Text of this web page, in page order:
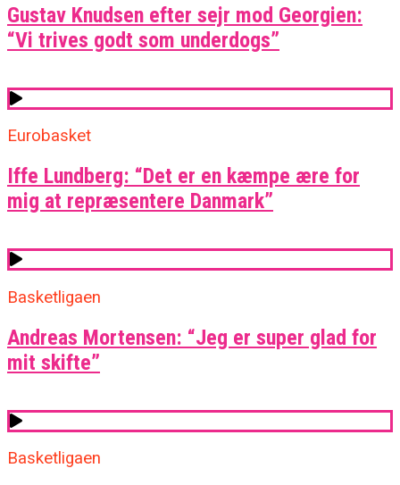
Gustav Knudsen efter sejr mod Georgien:
“Vi trives godt som underdogs”
Eurobasket
Iffe Lundberg: “Det er en kæmpe ære for
mig at repræsentere Danmark”
Basketligaen
Andreas Mortensen: “Jeg er super glad for
mit skifte”
Basketligaen